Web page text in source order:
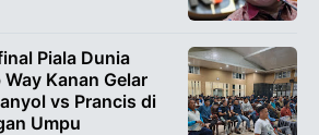
Piala Dunia
Kanan Gelar
vs Prancis di
Umpu